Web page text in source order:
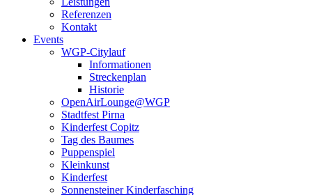
Referenzen
Kontakt
Events
WGP-Citylauf
Informationen
Streckenplan
Historie
OpenAirLounge@WGP
Stadtfest Pirna
Kinderfest Copitz
Tag des Baumes
Puppenspiel
Kleinkunst
Kinderfest
Sonnensteiner Kinderfasching